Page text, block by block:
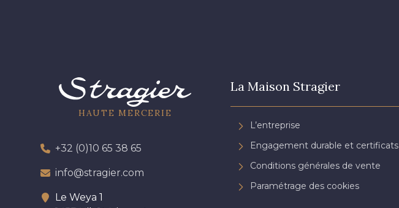
HAUTE MERCERIE
+32 (0)10 65 38 65
info@stragier.com
Le Weya 1
La Maison Stragier
L’entreprise
Engagement durable et certificats
Conditions générales de vente
Paramétrage des cookies